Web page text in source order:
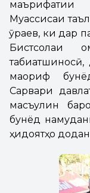
маърифатии
Муассисаи
Ҷӯраев, ки дар
Бистсолаи
маориф
Сарвари
масъулин
бунёд
ҳидоятҳо